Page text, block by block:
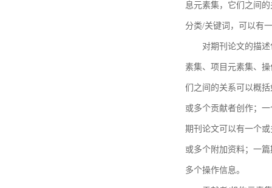
息元素集，它们之间
分类/关键词，可以有
对期刊论文的描
素集、项目元素集、
们之间的关系可以概
或多个贡献者创作；
期刊论文可以有一个
或多个附加资料；一
多个操作信息。